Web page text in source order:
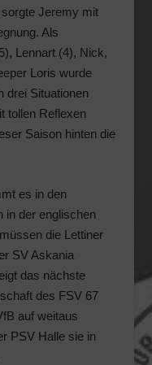
Jeremy mit
Als
Lennart (4), Nick,
Loris wurde
drei Situationen
tollen Reflexen
Saison hinten die
es in den
in der englischen
die Lettiner
SV Askania
das nächste
des FSV 67
auf weitaus
PSV Halle sie in